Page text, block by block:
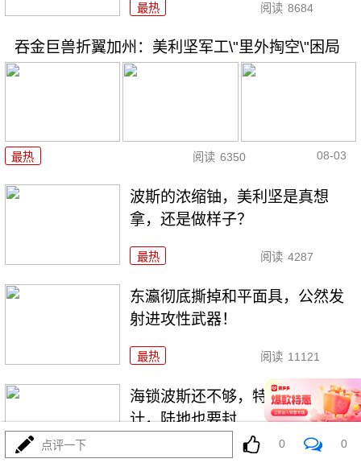
最热 阅读 8684
吞金巨兽折翼加州：美利坚军工\"里外掏空\"困局
最热 阅读 6350 08-03
波斯的浓缩铀，美利坚是真想
拿，还是做样子？
最热 阅读 4287
东瀛彻底撕掉和平面具，公然发
射进攻性武器！
最热 阅读 11121
海锁波斯还不够，特朗普又生毒
计，陆地也要封
最热
点评一下 0 0